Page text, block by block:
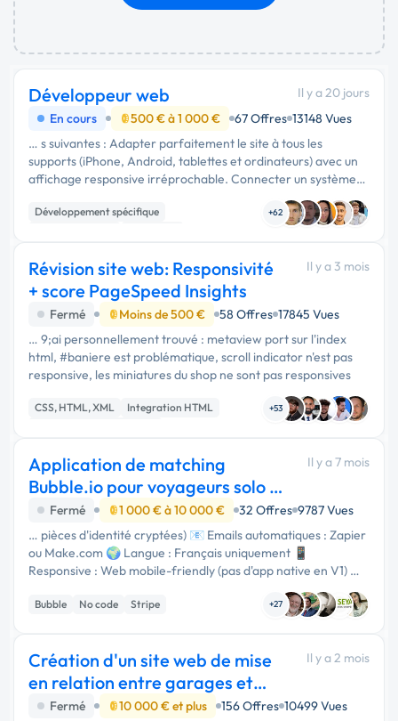
Développeur web
Il y a 20 jours
En cours
500 € à 1 000 € 67 Offres 13148 Vues
… s suivantes : Adapter parfaitement le site à tous les
supports (iPhone, Android, tablettes et ordinateurs) avec un
affichage responsive irréprochable. Connecter un système
de paiement sécurisé (Stripe). Corriger les éventuels bugs et
optimiser …
Développement spécifique
+62
Révision site web: Responsivité
+ score PageSpeed Insights
Il y a 3 mois
Fermé Moins de 500 € 58 Offres 17845 Vues
… 9;ai personnellement trouvé : metaview port sur l'index
html, #baniere est problématique, scroll indicator n'est pas
responsive, les miniatures du shop ne sont pas responsives
CSS, HTML, XML
Integration HTML
+53
Application de matching
Bubble.io pour voyageurs solo -
MVP 5-6 semain
Il y a 7 mois
Fermé 1 000 € à 10 000 € 32 Offres 9787 Vues
… pièces d'identité cryptées) 📧 Emails automatiques : Zapier
ou Make.com 🌍 Langue : Français uniquement 📱
Responsive : Web mobile-friendly (pas d'app native en V1) 🔐
Sécurité : HTTPS, cryptage mots de passe, conformité RGPD
…Bubble No code Stripe +27
Création d'un site web de mise
en relation entre garages et
freelances
Il y a 2 mois
Fermé 10 000 € et plus 156 Offres 10499 Vues